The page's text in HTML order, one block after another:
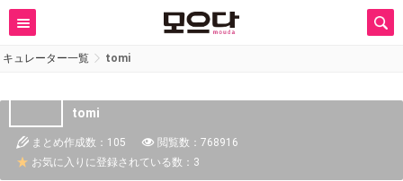
キュレーター一覧 tomi
tomi
まとめ作成数：105
閲覧数：768916
お気に入りに登録されている数：3